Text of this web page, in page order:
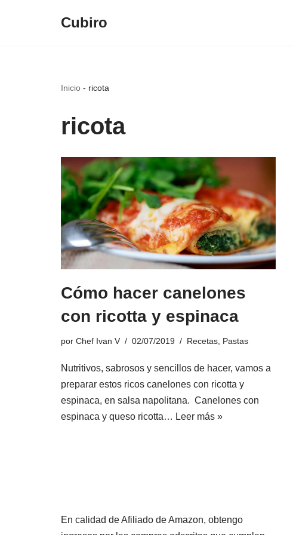
Cubiro
Inicio - ricota
ricota
Cómo hacer canelones
con ricotta y espinaca
por Chef Ivan V 02/07/2019 Recetas, Pastas
Nutritivos, sabrosos y sencillos de hacer, vamos a
preparar estos ricos canelones con ricotta y
espinaca, en salsa napolitana. Canelones con
espinaca y queso ricotta… Leer más »
En calidad de Afiliado de Amazon, obtengo